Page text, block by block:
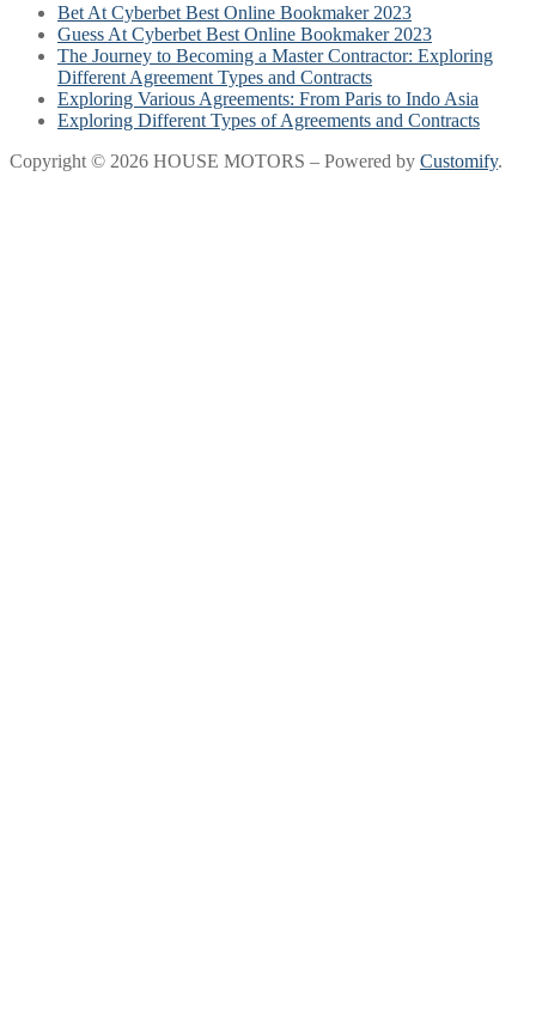
Bet At Cyberbet Best Online Bookmaker 2023
Guess At Cyberbet Best Online Bookmaker 2023
The Journey to Becoming a Master Contractor: Exploring
Different Agreement Types and Contracts
Exploring Various Agreements: From Paris to Indo Asia
Exploring Different Types of Agreements and Contracts
Copyright © 2026 HOUSE MOTORS – Powered by Customify.